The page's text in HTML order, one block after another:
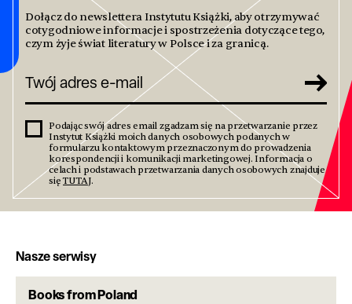
Dołącz do newslettera Instytutu Książki, aby otrzymywać
cotygodniowe informacje i spostrzeżenia dotyczące tego,
czym żyje świat literatury w Polsce i za granicą.
Podając swój adres email zgadzam się na przetwarzanie przez
Instytut Książki moich danych osobowych podanych w
formularzu kontaktowym przeznaczonym do prowadzenia
korespondencji i komunikacji marketingowej. Informacja o
celach i podstawach przetwarzania danych osobowych znajduje
sięTUTAJ.
Nasze serwisy
Books from Poland